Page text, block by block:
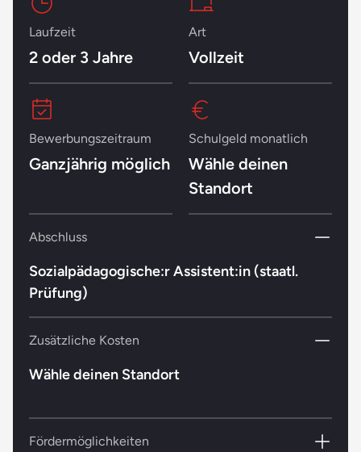
Laufzeit
2 oder 3 Jahre
Art
Vollzeit
Bewerbungszeitraum
Ganzjährig möglich
Schulgeld monatlich
Wähle deinen
Standort
Abschluss
Sozialpädagogische:r Assistent:in (staatl.
Prüfung)
Zusätzliche Kosten
Wähle deinen Standort
Fördermöglichkeiten